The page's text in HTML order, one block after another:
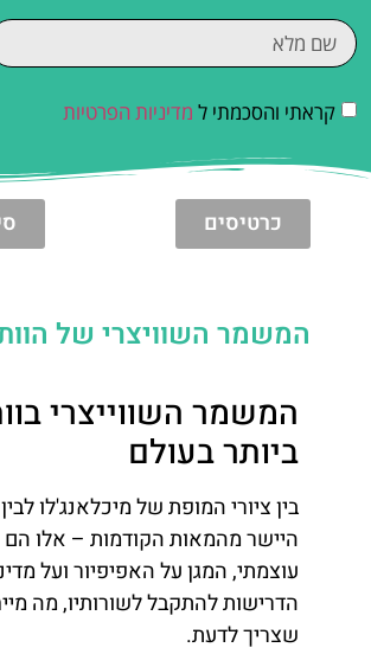
קראתי והסכמתי ל מדיניות הפרטיות
כרטיסים
המשמר השוויצרי של
המשמר השווייצרי
ביותר בעולם
בין ציורי המופת של מיכלאנג'לו
היישר מהמאות הקודמות – אלו
עוצמתי, המגן על האפיפיור ועל
הדרישות להתקבל לשורותיו, מה
שצריך לדעת.